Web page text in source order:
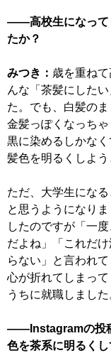
――高校生になって
たか？
みつき： 歳を重ね
んな「茶髪にした
た。でも、白髪の
金髪っぽくなっち
黒に染めるしかな
髪色を明るくしよう
ただ、大学生にな
と思うようになり
したのですが「一
だよね」「これだ
らない」と言われ
心が折れてしまっ
うちに就職しました
――Instagramの投
色を茶系に明るくし